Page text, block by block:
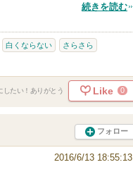
続きを読む
白くならない さらさら
したい！ありがとう Like 0
フォロー
2016/6/13 18:55:13